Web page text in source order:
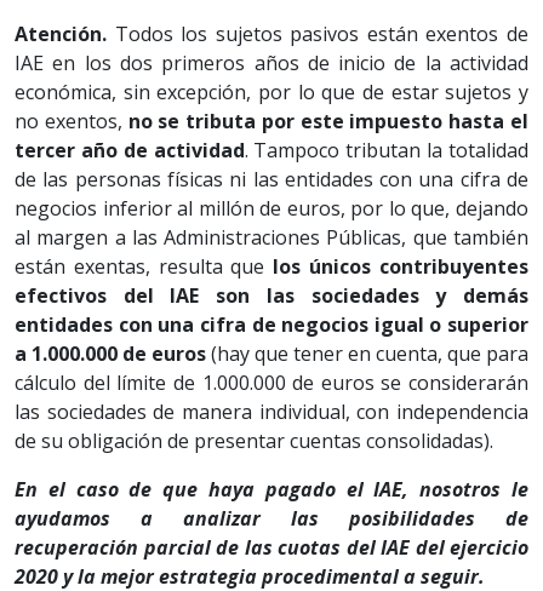
Atención. Todos los sujetos pasivos están exentos de
IAE en los dos primeros años de inicio de la actividad
económica, sin excepción, por lo que de estar sujetos y
no exentos, no se tributa por este impuesto hasta el
tercer año de actividad. Tampoco tributan la totalidad
de las personas físicas ni las entidades con una cifra de
negocios inferior al millón de euros, por lo que, dejando
al margen a las Administraciones Públicas, que también
están exentas, resulta que los únicos contribuyentes
efectivos del IAE son las sociedades y demás
entidades con una cifra de negocios igual o superior
a 1.000.000 de euros(hay que tener en cuenta, que para
cálculo del límite de 1.000.000 de euros se considerarán
las sociedades de manera individual, con independencia
de su obligación de presentar cuentas consolidadas).
En el caso de que haya pagado el IAE, nosotros le
ayudamos a analizar las posibilidades de
recuperación parcial de las cuotas del IAE del ejercicio
2020 y la mejor estrategia procedimental a seguir.